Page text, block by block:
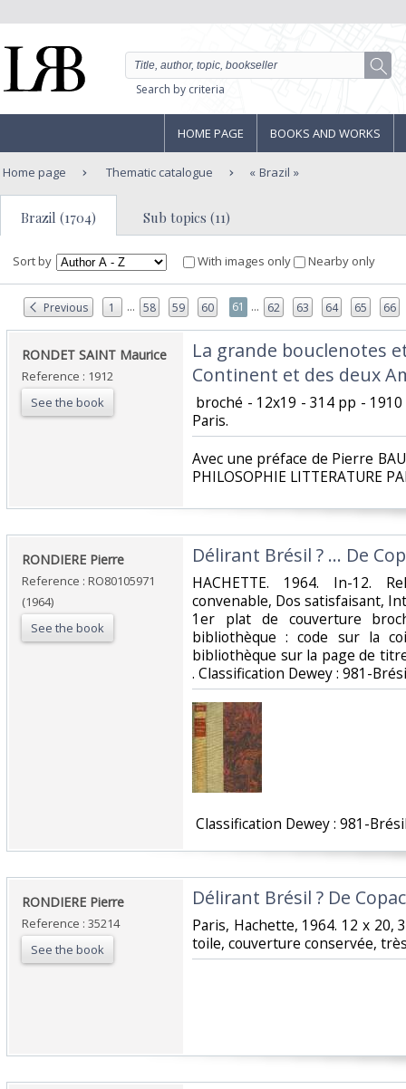
Search by criteria
HOME PAGE BOOKS AND WORKS
Home page Thematic catalogue Brazil
Brazil (1704) Sub topics (11)
Sort by With images only Nearby only
Previous 1 ... 58 59 60 61 ... 62 63 64 65 66
‎RONDET SAINT Maurice‎
Reference : 1912
See the book
‎La grande bouclenotes
Continent et des deux
broché - 12x19 - 314 pp -
Paris.‎
‎Avec une préface de Pierre
PHILOSOPHIE LITTERATURE
‎RONDIERE Pierre‎
Reference : RO80105971
(1964)
See the book
‎Délirant Brésil ? ... De
‎HACHETTE. 1964. In-12.
convenable, Dos satisfaisant,
1er plat de couverture
bibliothèque : code sur la
bibliothèque sur la page de
. Classification Dewey : 981-
Classification Dewey : 981-
‎RONDIERE Pierre‎
Reference : 35214
See the book
‎Délirant Brésil ? De
‎Paris, Hachette, 1964. 12 x
toile, couverture conservée,